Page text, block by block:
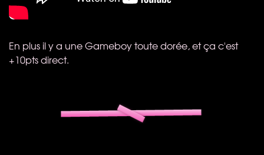
En plus il y a une Gameboy toute dorée, et ça c'est
+10pts direct.